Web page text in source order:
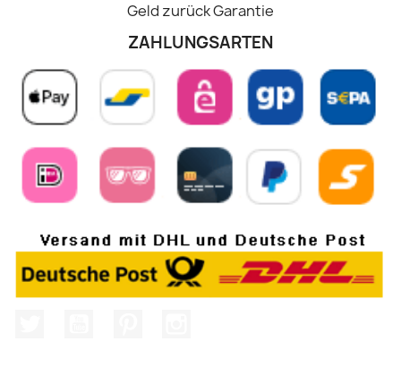
Geld zurück Garantie
ZAHLUNGSARTEN